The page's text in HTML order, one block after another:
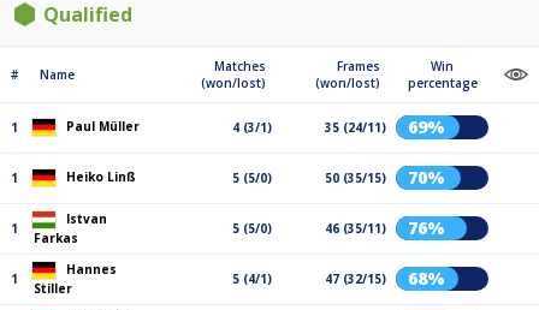
Qualified
# Name
Matches
(won/lost)
Frames
(won/lost)
Win
percentage
1 Paul Müller 4 (3/1) 35 (24/11) 69%
1 Heiko Linß 5 (5/0) 50 (35/15) 70%
1
Istvan
Farkas
5 (5/0) 46 (35/11) 76%
1
Hannes
Stiller
5 (4/1) 47 (32/15) 68%